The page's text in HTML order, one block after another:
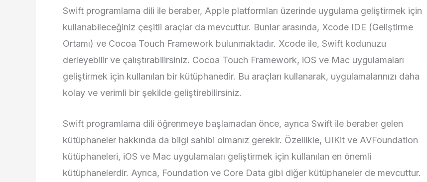
Swift programlama dili ile beraber, Apple platformları üzerinde uygulama geliştirmek için
kullanabileceğiniz çeşitli araçlar da mevcuttur. Bunlar arasında, Xcode IDE (Geliştirme
Ortamı) ve Cocoa Touch Framework bulunmaktadır. Xcode ile, Swift kodunuzu
derleyebilir ve çalıştırabilirsiniz. Cocoa Touch Framework, iOS ve Mac uygulamaları
geliştirmek için kullanılan bir kütüphanedir. Bu araçları kullanarak, uygulamalarınızı daha
kolay ve verimli bir şekilde geliştirebilirsiniz.
Swift programlama dili öğrenmeye başlamadan önce, ayrıca Swift ile beraber gelen
kütüphaneler hakkında da bilgi sahibi olmanız gerekir. Özellikle, UIKit ve AVFoundation
kütüphaneleri, iOS ve Mac uygulamaları geliştirmek için kullanılan en önemli
kütüphanelerdir. Ayrıca, Foundation ve Core Data gibi diğer kütüphaneler de mevcuttur.